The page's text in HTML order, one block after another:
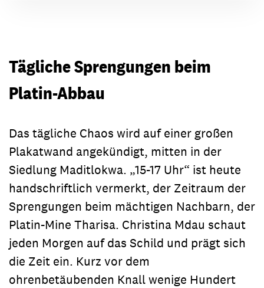
Tägliche Sprengungen beim
Platin-Abbau
Das tägliche Chaos wird auf einer großen
Plakatwand angekündigt, mitten in der
Siedlung Maditlokwa. „15-17 Uhr“ ist heute
handschriftlich vermerkt, der Zeitraum der
Sprengungen beim mächtigen Nachbarn, der
Platin-Mine Tharisa. Christina Mdau schaut
jeden Morgen auf das Schild und prägt sich
die Zeit ein. Kurz vor dem
ohrenbetäubenden Knall wenige Hundert